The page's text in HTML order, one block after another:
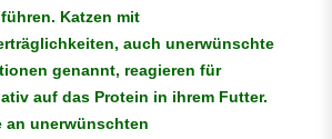
Katzen mit
auch unerwünschte
genannt, reagieren für
auf das Protein in ihrem Futter.
an unerwünschten